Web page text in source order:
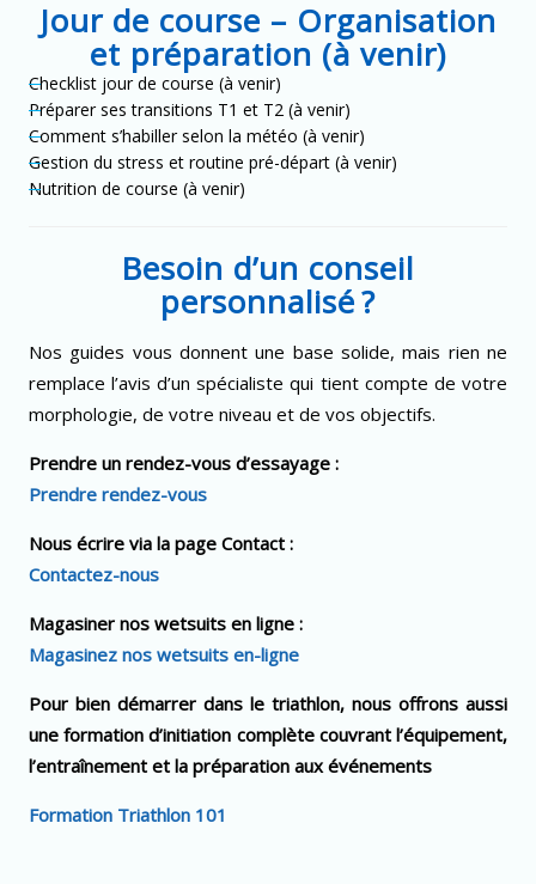
Jour de course – Organisation
et préparation (à venir)
Checklist jour de course (à venir)
Préparer ses transitions T1 et T2 (à venir)
Comment s’habiller selon la météo (à venir)
Gestion du stress et routine pré-départ (à venir)
Nutrition de course (à venir)
Besoin d’un conseil
personnalisé ?
Nos guides vous donnent une base solide, mais rien ne
remplace l’avis d’un spécialiste qui tient compte de votre
morphologie, de votre niveau et de vos objectifs.
Prendre un rendez-vous d’essayage :
Prendre rendez-vous
Nous écrire via la page Contact :
Contactez-nous
Magasiner nos wetsuits en ligne :
Magasinez nos wetsuits en-ligne
Pour bien démarrer dans le triathlon, nous offrons aussi
une formation d’initiation complète couvrant l’équipement,
l’entraînement et la préparation aux événements
Formation Triathlon 101